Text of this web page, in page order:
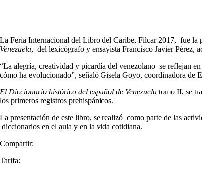
La Feria Internacional del Libro del Caribe, Filcar 2017, fue la
Venezuela, del lexicógrafo y ensayista Francisco Javier Pérez,
“La alegría, creatividad y picardía del venezolano se reflejan
cómo ha evolucionado”, señaló Gisela Goyo, coordinadora de
El Diccionario histórico del español de Venezuela tomo II, se
los primeros registros prehispánicos.
La presentación de este libro, se realizó como parte de las
diccionarios en el aula y en la vida cotidiana.
Compartir:
Tarifa: